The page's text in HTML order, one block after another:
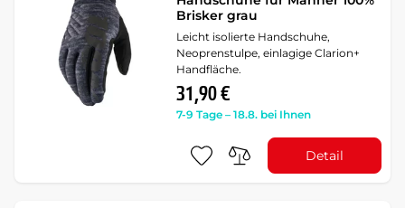
Brisker grau
Leicht isolierte Handschuhe,
Neoprenstulpe, einlagige Clarion+
Handfläche.
31,90 €
7-9 Tage – 18.8. bei Ihnen
Detail